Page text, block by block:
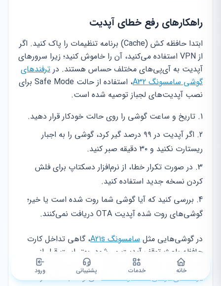
راهکارهای رفع خطای آپدیت
ابتدا حافظه کش (Cache) برنامه تنظیمات را پاک کنید. اگر
از VPN استفاده می‌کنید، آن را خاموش کنید؛ زیرا سرورهای
آپدیت به آی‌پی‌های مختلف حساس هستند. در ترفندهای
گوشی سامسونگ A32
، استفاده از حالت Safe Mode برای
نصب آپدیت‌های لجباز توصیه شده است.
تاریخ و ساعت گوشی را روی حالت خودکار قرار دهید.
اگر آپدیت در ۹۹ درصد گیر کرد، گوشی را به اجبار
ریستارت نکنید و ۳۰ دقیقه صبر کنید.
در صورت تکرار خطا، از نرم‌افزار دسکتاپ برای فلش
کردن نسخه جدید استفاده کنید.
بررسی کنید که آیا گوشی شما روت شده است یا خیر؛
گوشی‌های روت شده آپدیت OTA دریافت نمی‌کنند.
در گوشی‌هایی مثل سامسونگ A21s
، گاهی تداخل کارت
حافظه باعث توقف آپدیت می‌شود. بهتر است قبل از
شروع، کارت حافظه را خارج کنید. همچنین مطالعه
ترفندهای گوشی سامسونگ A30
می‌تواند به شما در
خانه خدمات پشتیبانی ورود